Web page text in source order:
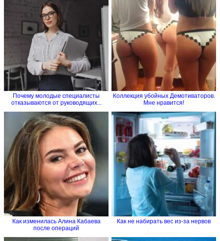
Почему молодые специалисты
отказываются от руководящих...
Коллекция убойных Демотиваторов.
Мне нравится!
Как изменилась Алина Кабаева
после операций
Как не набирать вес из-за нервов